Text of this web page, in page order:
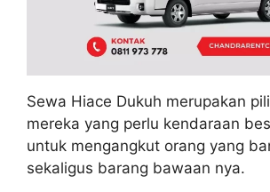
Sewa Hiace Dukuh merupakan
mereka yang perlu kendaraan
untuk mengangkut orang yang
sekaligus barang bawaan nya.